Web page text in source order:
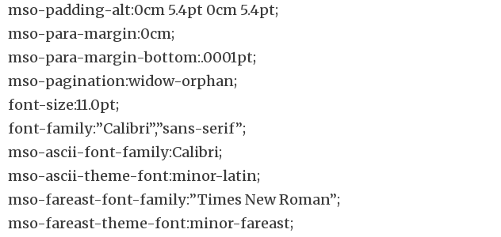
mso-padding-alt:0cm 5.4pt 0cm 5.4pt;
mso-para-margin:0cm;
mso-para-margin-bottom:.0001pt;
mso-pagination:widow-orphan;
font-size:11.0pt;
font-family:”Calibri”,”sans-serif”;
mso-ascii-font-family:Calibri;
mso-ascii-theme-font:minor-latin;
mso-fareast-font-family:”Times New Roman”;
mso-fareast-theme-font:minor-fareast;